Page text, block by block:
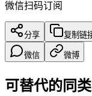
微信扫码订阅
分享 复制链
微信 微博
可替代的同